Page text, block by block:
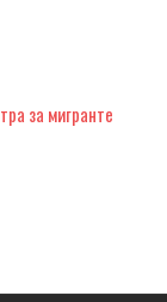
за мигранте